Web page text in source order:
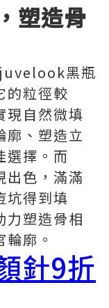
塑造骨
黑瓶
的粒徑較
現自然微填
廓、塑造立
選擇。而
出色，滿滿
坑得到填
力塑造骨相
廓。
針9折